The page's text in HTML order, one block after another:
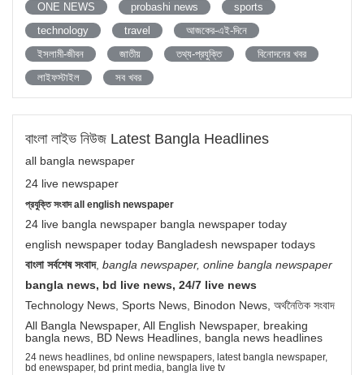
ONE NEWS
probashi news
sports
technology
travel
আজকের-এই-দিনে
ইসলামী-জীবন
জাতীয় তথ্য-প্রযুক্তি
বিনোদনের খবর
লাইফস্টাইল
সব খবর
বাংলা লাইভ নিউজ Latest Bangla Headlines
all bangla newspaper
24 live newspaper
প্রযুক্তি সংবাদ all english newspaper
24 live bangla newspaper bangla newspaper today
english newspaper today Bangladesh newspaper todays
বাংলা সর্বশেষ সংবাদ, bangla newspaper, online bangla newspaper
bangla news, bd live news, 24/7 live news
Technology News, Sports News, Binodon News, অর্থনৈতিক সংবাদ
All Bangla Newspaper, All English Newspaper, breaking
bangla news, BD News Headlines, bangla news headlines
24 news headlines, bd online newspapers, latest bangla newspaper,
bd enewspaper, bd print media, bangla live tv